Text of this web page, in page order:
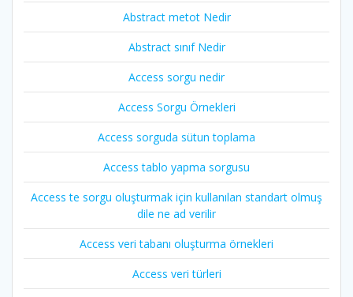
Abstract metot Nedir
Abstract sınıf Nedir
Access sorgu nedir
Access Sorgu Örnekleri
Access sorguda sütun toplama
Access tablo yapma sorgusu
Access te sorgu oluşturmak için kullanılan standart olmuş
dile ne ad verilir
Access veri tabanı oluşturma örnekleri
Access veri türleri